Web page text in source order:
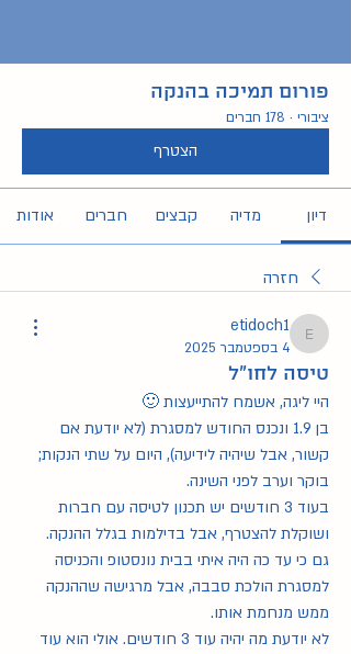
פורום תמיכה בהנקה
ציבורי · 178 חברים
הצטרף
דיון מדיה קבצים חברים אודות
חזרה
etidoch1
etidoch1
4 בספטמבר 2025
טיסה לחו"ל
היי ליגה, אשמח להתייעצות 🙂
בוקר וערב לפני השינה.
ושוקלת להצטרף, אבל בדילמות בגלל ההנקה.
ממש מנחמת אותו.